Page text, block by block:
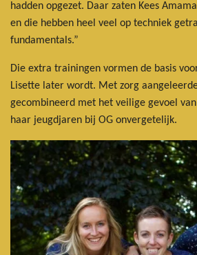
hadden opgezet. Daar zaten Kees
en die hebben heel veel op techniek
fundamentals.”
Die extra trainingen vormen de basis
Lisette later wordt. Met zorg
gecombineerd met het veilige gevoel
haar jeugdjaren bij OG onvergetelijk.